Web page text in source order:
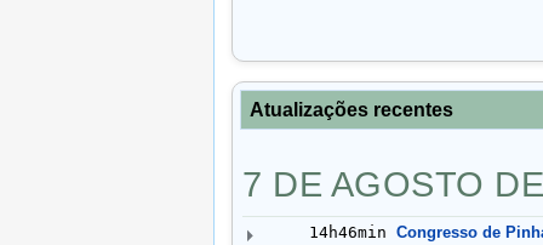
Atualizações recentes
7 DE AGOSTO
14h46minCongresso de